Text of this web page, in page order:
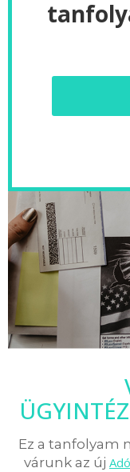
Ez a tanfolyam
várunk az új